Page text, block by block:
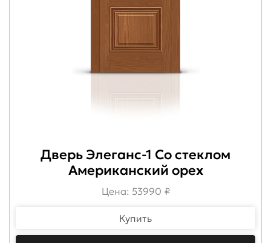
Дверь Элеганс-1 Со стеклом
Американский орех
Цена: 53990 ₽
Купить